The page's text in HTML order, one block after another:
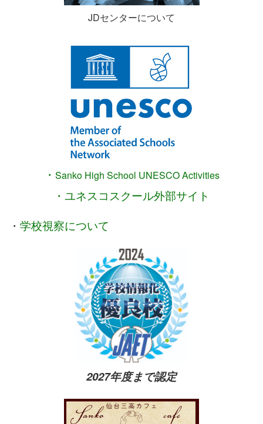
JDセンターについて
・ Sanko High School UNESCO Activities
・ユネスコスクール外部サイト
・ 学校視察について
2027年度まで認定